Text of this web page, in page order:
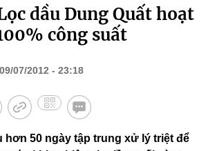
dầu Dung Quất hoạt
công suất
07/2012 - 23:18
hơn 50 ngày tập trung xử lý triệt để